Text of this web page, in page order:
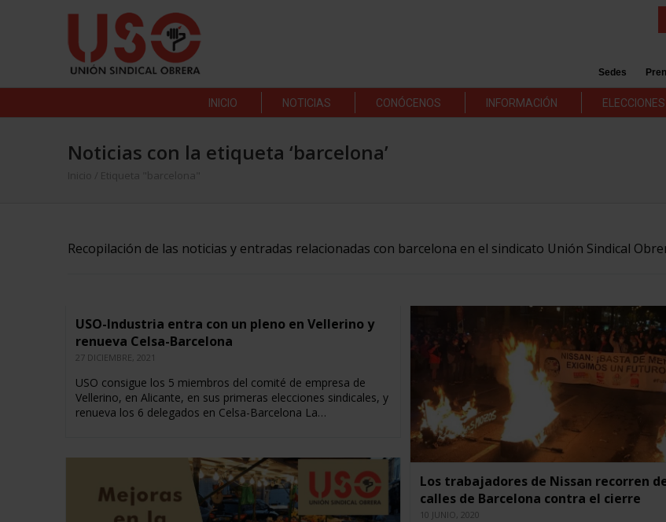
Sedes
INICIO NOTICIAS CONÓCENOS INFORMACIÓN ELECCIONES
Noticias con la etiqueta ‘barcelona’
Inicio Etiqueta "barcelona"
Recopilación de las noticias y entradas relacionadas con barcelona en el sindicato Unión Sindical
USO-Industria entra con un pleno en Vellerino y
renueva Celsa-Barcelona
27 DICIEMBRE, 2021
USO consigue los 5 miembros del comité de empresa de
Vellerino, en Alicante, en sus primeras elecciones sindicales, y
renueva los 6 delegados en Celsa-Barcelona La…
Los trabajadores de Nissan recorren
calles de Barcelona contra el cierre
10 JUNIO, 2020